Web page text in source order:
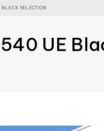
SELECTION
UE